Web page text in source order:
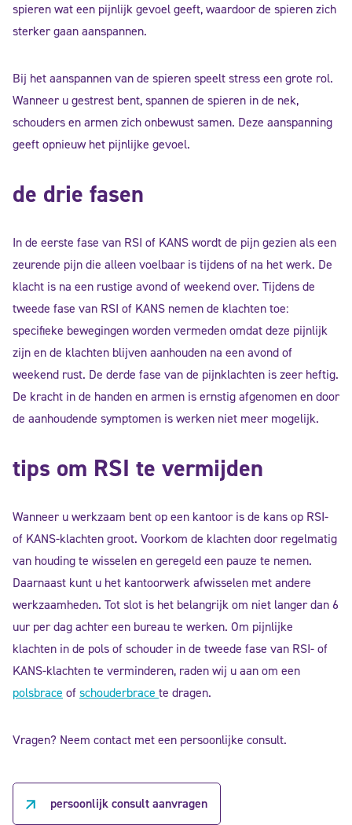
spieren wat een pijnlijk gevoel geeft, waardoor de spieren zich
sterker gaan aanspannen.
Bij het aanspannen van de spieren speelt stress een grote rol.
Wanneer u gestrest bent, spannen de spieren in de nek,
schouders en armen zich onbewust samen. Deze aanspanning
geeft opnieuw het pijnlijke gevoel.
de drie fasen
In de eerste fase van RSI of KANS wordt de pijn gezien als een
zeurende pijn die alleen voelbaar is tijdens of na het werk. De
klacht is na een rustige avond of weekend over. Tijdens de
tweede fase van RSI of KANS nemen de klachten toe:
specifieke bewegingen worden vermeden omdat deze pijnlijk
zijn en de klachten blijven aanhouden na een avond of
weekend rust. De derde fase van de pijnklachten is zeer heftig.
De kracht in de handen en armen is ernstig afgenomen en door
de aanhoudende symptomen is werken niet meer mogelijk.
tips om RSI te vermijden
Wanneer u werkzaam bent op een kantoor is de kans op RSI-
of KANS-klachten groot. Voorkom de klachten door regelmatig
van houding te wisselen en geregeld een pauze te nemen.
Daarnaast kunt u het kantoorwerk afwisselen met andere
werkzaamheden. Tot slot is het belangrijk om niet langer dan 6
uur per dag achter een bureau te werken. Om pijnlijke
klachten in de pols of schouder in de tweede fase van RSI- of
KANS-klachten te verminderen, raden wij u aan om een
polsbrace ofschouderbrace te dragen.
Vragen? Neem contact met een persoonlijke consult.
persoonlijk consult aanvragen